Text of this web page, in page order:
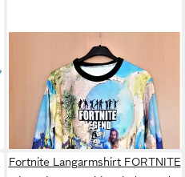
Pullover & Shorts
Fortnite Pullover
14,95 €
(1,00 €/ 1 Stk)
Fortnite Langarmshirt FORTNITE